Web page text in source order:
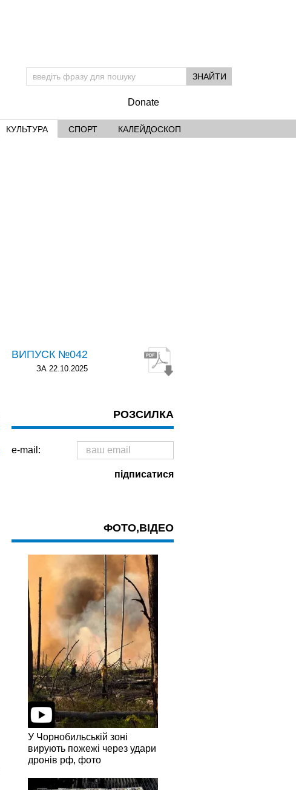
Donate
КУЛЬТУРА СПОРТ КАЛЕЙДОСКОП
ВИПУСК №042
ЗА 22.10.2025
РОЗСИЛКА
e-mail:
ФОТО,ВІДЕО
У Чорнобильській зоні
вирують пожежі через удари
дронів рф, фото